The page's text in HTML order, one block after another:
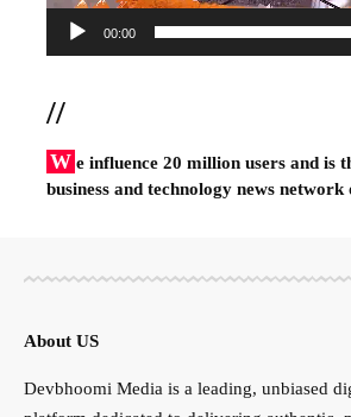
00:00
//
W e influence 20 million users and is
business and technology news network
About US
Devbhoomi Media is a leading, unbiased